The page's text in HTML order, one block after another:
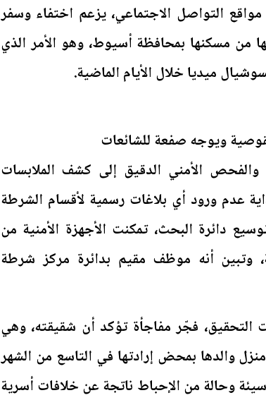
التواصل الاجتماعي، يزعم اختفاء وسفر
مسكنها بمحافظة أسيوط، وهو الأمر الذي
ميديا خلال الأيام الماضية.
ويوجه صفعة للشائعات
الأمني الدقيق إلى كشف الملابسات
عدم ورود أي بلاغات رسمية لأقسام الشرطة
دائرة البحث، تمكنت الأجهزة الأمنية من
وتبين أنه موظف مقيم بدائرة مركز شرطة
التحقيق، فجّر مفاجأة تؤكد أن شقيقته، وهي
والدها بمحض إرادتها في التاسع من الشهر
وحالة من الإحباط ناتجة عن خلافات أسرية